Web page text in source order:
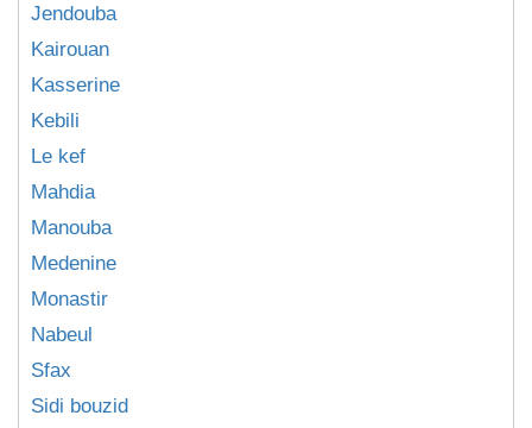
Jendouba
Kairouan
Kasserine
Kebili
Le kef
Mahdia
Manouba
Medenine
Monastir
Nabeul
Sfax
Sidi bouzid